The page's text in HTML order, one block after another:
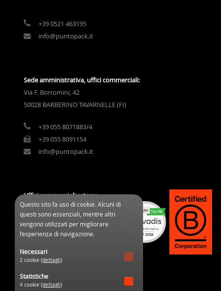
+39 0521 463195
info@puntopack.it
Sede amministrativa, uffici commerciali:
Via F. Borromini, 42
50028 BARBERINO TAVARNELLE (FI)
+39 055 8071883/4
+39 055 8091154
info@puntopack.it
Uffici commerciali estero:
3 Cours des Clos Durs
03800 Gannat (France)
commercial@ppifrance.com
Questo sito fa uso di cookie. Alcuni di
questi sono essenziali, mentre altri
vengono utilizzati per migliorare
l’esperienza di navigazione.
Necessari
2 cookie (dettagli)
Statistiche
4 cookie (dettagli)